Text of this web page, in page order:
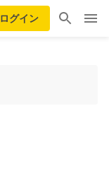
ログイン